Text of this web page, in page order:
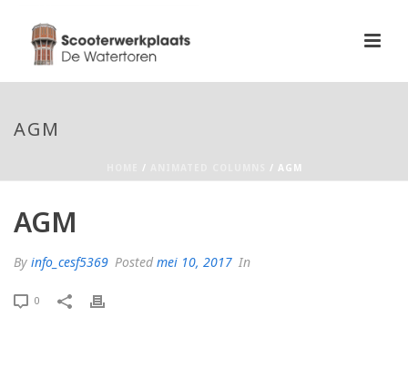
AGM
/ / AGM
AGM
By info_cesf5369 Postedmei 10, 2017 In
0